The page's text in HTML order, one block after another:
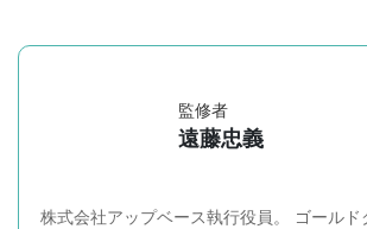
監修者
遠藤忠義
株式会社アップベース執行役員。 ゴールド